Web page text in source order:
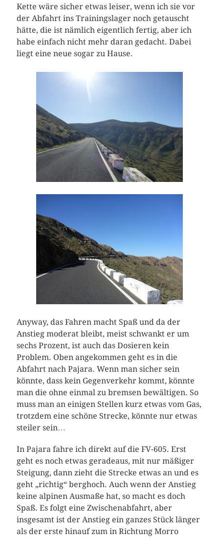
Kette wäre sicher etwas leiser, wenn ich sie vor
der Abfahrt ins Trainingslager noch getauscht
hätte, die ist nämlich eigentlich fertig, aber ich
habe einfach nicht mehr daran gedacht. Dabei
liegt eine neue sogar zu Hause.
Anyway, das Fahren macht Spaß und da der
Anstieg moderat bleibt, meist schwankt er um
sechs Prozent, ist auch das Dosieren kein
Problem. Oben angekommen geht es in die
Abfahrt nach Pajara. Wenn man sicher sein
könnte, dass kein Gegenverkehr kommt, könnte
man die ohne einmal zu bremsen bewältigen. So
muss man an einigen Stellen kurz etwas vom Gas,
trotzdem eine schöne Strecke, könnte nur etwas
steiler sein…
In Pajara fahre ich direkt auf die FV-605. Erst
geht es noch etwas geradeaus, mit nur mäßiger
Steigung, dann zieht die Strecke etwas an und es
geht „richtig“ berghoch. Auch wenn der Anstieg
keine alpinen Ausmaße hat, so macht es doch
Spaß. Es folgt eine Zwischenabfahrt, aber
insgesamt ist der Anstieg ein ganzes Stück länger
als der erste hinauf zum in Richtung Morro